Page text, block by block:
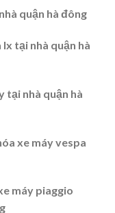
quận hà đông
tại nhà quận hà
tại nhà quận hà
xe máy vespa
máy piaggio